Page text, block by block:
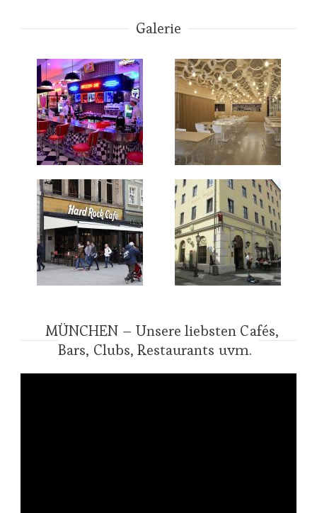
Galerie
MÜNCHEN – Unsere liebsten Cafés,
Bars, Clubs, Restaurants uvm.